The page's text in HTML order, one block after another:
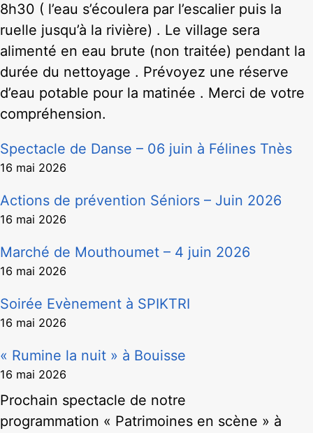
8h30 ( l’eau s’écoulera par l’escalier puis la
ruelle jusqu’à la rivière) . Le village sera
alimenté en eau brute (non traitée) pendant la
durée du nettoyage . Prévoyez une réserve
d’eau potable pour la matinée . Merci de votre
compréhension.
Spectacle de Danse – 06 juin à Félines Tnès
16 mai 2026
Actions de prévention Séniors – Juin 2026
16 mai 2026
Marché de Mouthoumet – 4 juin 2026
16 mai 2026
Soirée Evènement à SPIKTRI
16 mai 2026
« Rumine la nuit » à Bouisse
16 mai 2026
Prochain spectacle de notre
programmation « Patrimoines en scène » à